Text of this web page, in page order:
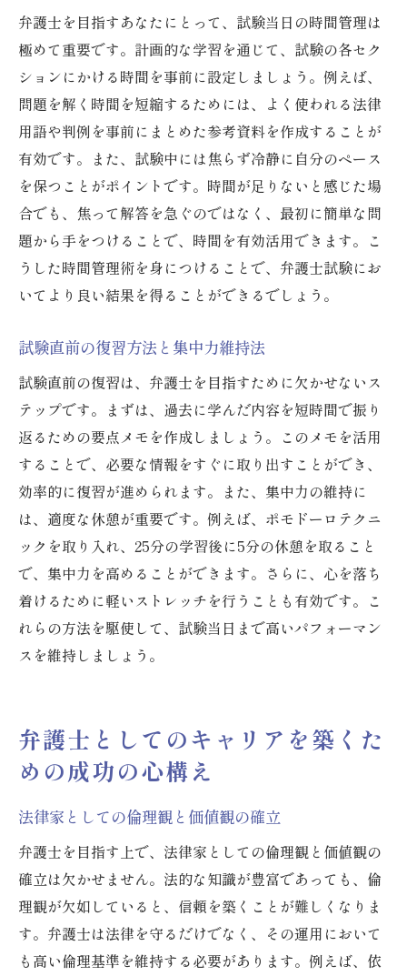
弁護士を目指すあなたにとって、試験当日の時間管理は
極めて重要です。計画的な学習を通じて、試験の各セク
ションにかける時間を事前に設定しましょう。例えば、
問題を解く時間を短縮するためには、よく使われる法律
用語や判例を事前にまとめた参考資料を作成することが
有効です。また、試験中には焦らず冷静に自分のペース
を保つことがポイントです。時間が足りないと感じた場
合でも、焦って解答を急ぐのではなく、最初に簡単な問
題から手をつけることで、時間を有効活用できます。こ
うした時間管理術を身につけることで、弁護士試験にお
いてより良い結果を得ることができるでしょう。
試験直前の復習方法と集中力維持法
試験直前の復習は、弁護士を目指すために欠かせないス
テップです。まずは、過去に学んだ内容を短時間で振り
返るための要点メモを作成しましょう。このメモを活用
することで、必要な情報をすぐに取り出すことができ、
効率的に復習が進められます。また、集中力の維持に
は、適度な休憩が重要です。例えば、ポモドーロテクニ
ックを取り入れ、25分の学習後に5分の休憩を取ること
で、集中力を高めることができます。さらに、心を落ち
着けるために軽いストレッチを行うことも有効です。こ
れらの方法を駆使して、試験当日まで高いパフォーマン
スを維持しましょう。
弁護士としてのキャリアを築くた
めの成功の心構え
法律家としての倫理観と価値観の確立
弁護士を目指す上で、法律家としての倫理観と価値観の
確立は欠かせません。法的な知識が豊富であっても、倫
理観が欠如していると、信頼を築くことが難しくなりま
す。弁護士は法律を守るだけでなく、その運用において
も高い倫理基準を維持する必要があります。例えば、依